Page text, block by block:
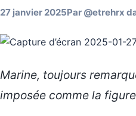
27 janvier 2025Par @etrehrx
Marine, toujours
imposée comme la